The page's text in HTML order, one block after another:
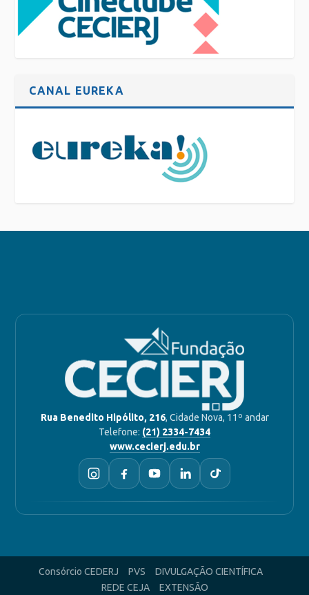
CANAL EUREKA
Rua Benedito Hipólito, 216, Cidade Nova, 11º andar
Telefone: (21) 2334-7434
www.cecierj.edu.br
Consórcio CEDERJ PVS
DIVULGAÇÃO CIENTÍFICA
REDE CEJA
EXTENSÃO